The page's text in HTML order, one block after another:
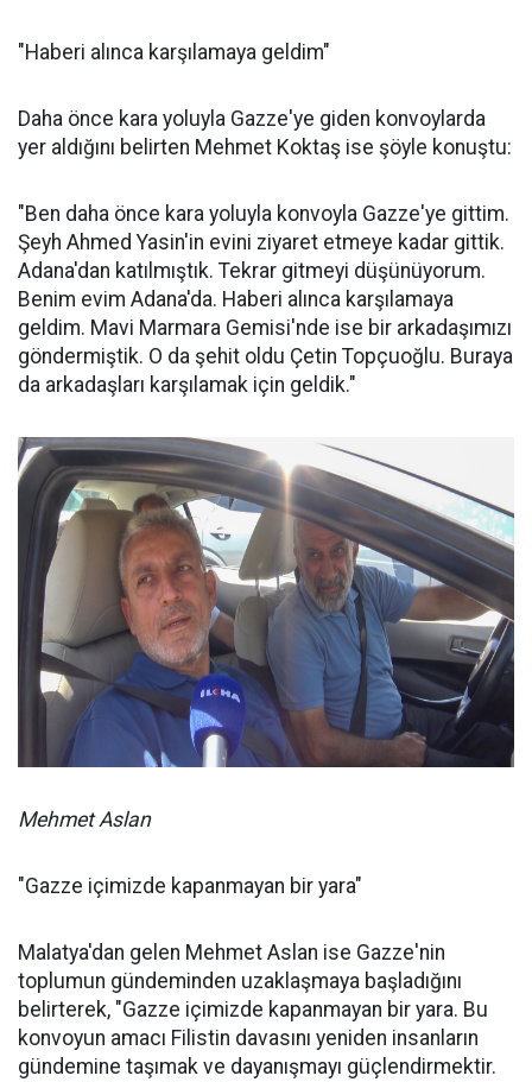
"Haberi alınca karşılamaya geldim"
Daha önce kara yoluyla Gazze'ye giden konvoylarda
yer aldığını belirten Mehmet Koktaş ise şöyle konuştu:
"Ben daha önce kara yoluyla konvoyla Gazze'ye gittim.
Şeyh Ahmed Yasin'in evini ziyaret etmeye kadar gittik.
Adana'dan katılmıştık. Tekrar gitmeyi düşünüyorum.
Benim evim Adana'da. Haberi alınca karşılamaya
geldim. Mavi Marmara Gemisi'nde ise bir arkadaşımızı
göndermiştik. O da şehit oldu Çetin Topçuoğlu. Buraya
da arkadaşları karşılamak için geldik."
Mehmet Aslan
"Gazze içimizde kapanmayan bir yara"
Malatya'dan gelen Mehmet Aslan ise Gazze'nin
toplumun gündeminden uzaklaşmaya başladığını
belirterek, "Gazze içimizde kapanmayan bir yara. Bu
konvoyun amacı Filistin davasını yeniden insanların
gündemine taşımak ve dayanışmayı güçlendirmektir.